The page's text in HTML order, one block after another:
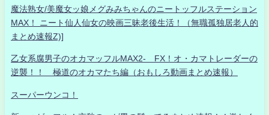
魔法熟女/美魔女ッ娘メグみみちゃんのニートッフルステーション
MAX！ ニート仙人仙女の映画三昧老後生活！（無職孤独居老人的
まとめ速報Z)]
乙女系腐男子のオカマッフルMAX2- FX！オ・カマトレーダーの
逆襲！！ 極道のオカマたち編（おもしろ動画まとめ速報）
スーパーウンコ！